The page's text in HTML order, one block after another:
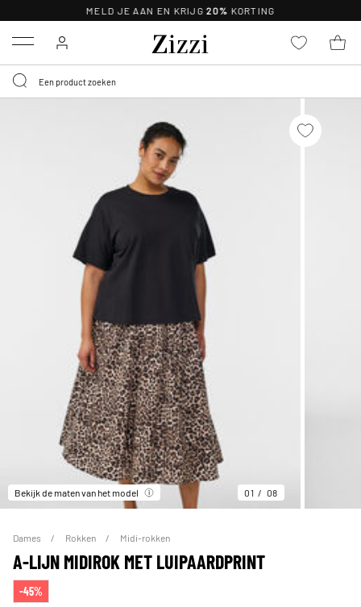
MELD JE AAN EN KRIJG 20% KORTING
Menu
Bekijk de maten van het model 01 08
Dames Rokken Midi-rokken
A-LIJN MIDIROK MET LUIPAARDPRINT
-45%